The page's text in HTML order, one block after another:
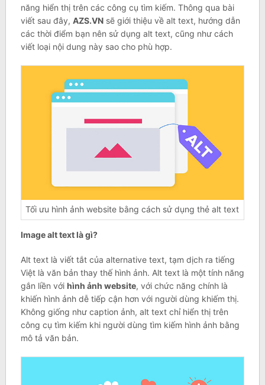
năng hiển thị trên các công cụ tìm kiếm. Thông qua bài
viết sau đây, AZS.VNsẽ giới thiệu về alt text, hướng dẫn
các thời điểm bạn nên sử dụng alt text, cũng như cách
viết loại nội dung này sao cho phù hợp.
Tối ưu hình ảnh website bằng cách sử dụng thẻ alt text
Image alt text là gì?
Alt text là viết tắt của alternative text, tạm dịch ra tiếng
Việt là văn bản thay thế hình ảnh. Alt text là một tính năng
gắn liền với hình ảnh website, với chức năng chính là
khiến hình ảnh dễ tiếp cận hơn với người dùng khiếm thị.
Không giống như caption ảnh, alt text chỉ hiển thị trên
công cụ tìm kiếm khi người dùng tìm kiếm hình ảnh bằng
mô tả văn bản.